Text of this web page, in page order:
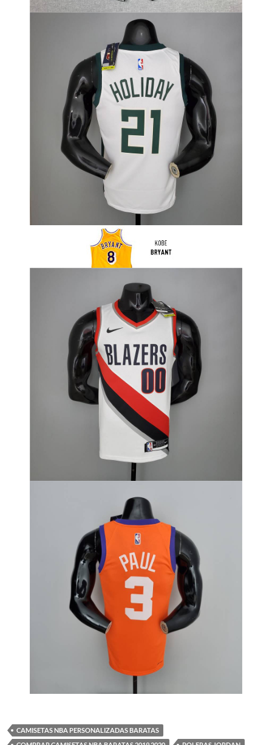
CAMISETAS NBA PERSONALIZADAS BARATAS